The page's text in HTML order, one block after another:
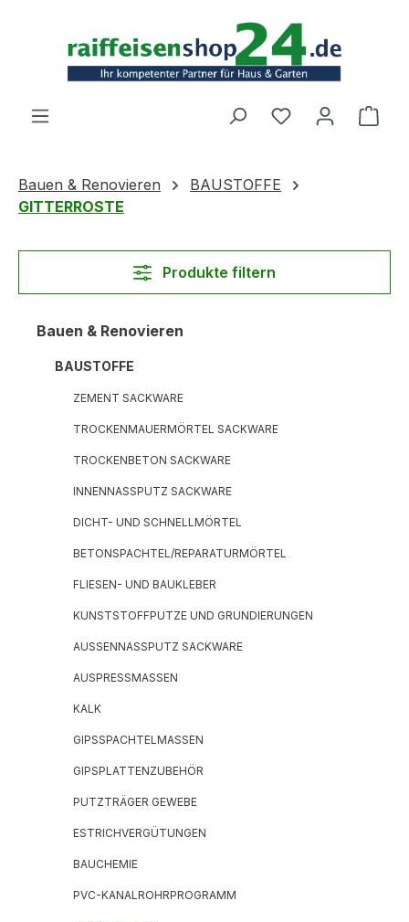
Bauen & Renovieren
BAUSTOFFE
GITTERROSTE
Produkte filtern
Bauen & Renovieren
BAUSTOFFE
ZEMENT SACKWARE
TROCKENMAUERMÖRTEL SACKWARE
TROCKENBETON SACKWARE
INNENNASSPUTZ SACKWARE
DICHT- UND SCHNELLMÖRTEL
BETONSPACHTEL/REPARATURMÖRTEL
FLIESEN- UND BAUKLEBER
KUNSTSTOFFPUTZE UND GRUNDIERUNGEN
AUSSENNASSPUTZ SACKWARE
AUSPRESSMASSEN
KALK
GIPSSPACHTELMASSEN
GIPSPLATTENZUBEHÖR
PUTZTRÄGER GEWEBE
ESTRICHVERGÜTUNGEN
BAUCHEMIE
PVC-KANALROHRPROGRAMM